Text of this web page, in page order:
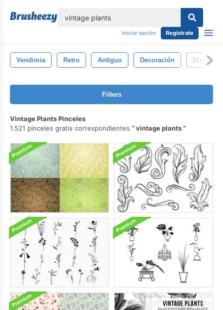
Iniciar sesión Regístrate
Vendimia Retro Antiguo Decoración Diseño
Filters
Vintage Plants Pinceles
1.521 pinceles gratis correspondientes
vintage plants